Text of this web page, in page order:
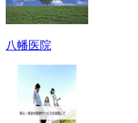
八幡医院